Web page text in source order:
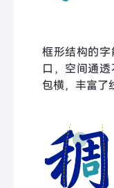
框形结构的
口，空间通
包横，丰富了